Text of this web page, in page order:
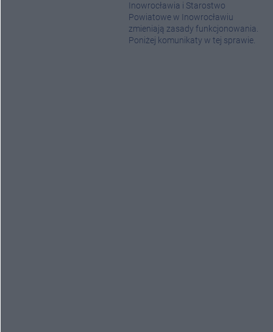
Inowrocławia i Starostwo
Powiatowe w Inowrocławiu
zmieniają zasady funkcjonowania.
Poniżej komunikaty w tej sprawie.